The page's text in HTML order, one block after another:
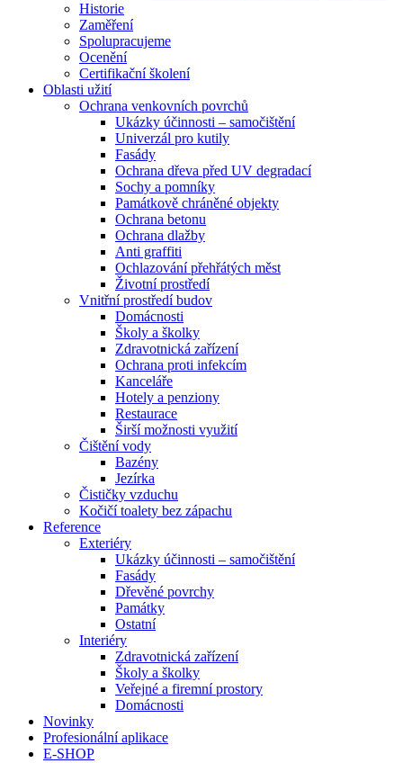
Historie
Zaměření
Spolupracujeme
Ocenění
Certifikační školení
Oblasti užití
Ochrana venkovních povrchů
Ukázky účinnosti – samočištění
Univerzál pro kutily
Fasády
Ochrana dřeva před UV degradací
Sochy a pomníky
Památkově chráněné objekty
Ochrana betonu
Ochrana dlažby
Anti graffiti
Ochlazování přehřátých měst
Životní prostředí
Vnitřní prostředí budov
Domácnosti
Školy a školky
Zdravotnická zařízení
Ochrana proti infekcím
Kanceláře
Hotely a penziony
Restaurace
Širší možnosti využití
Čištění vody
Bazény
Jezírka
Čističky vzduchu
Kočičí toalety bez zápachu
Reference
Exteriéry
Ukázky účinnosti – samočištění
Fasády
Dřevěné povrchy
Památky
Ostatní
Interiéry
Zdravotnická zařízení
Školy a školky
Veřejné a firemní prostory
Domácnosti
Novinky
Profesionální aplikace
E-SHOP